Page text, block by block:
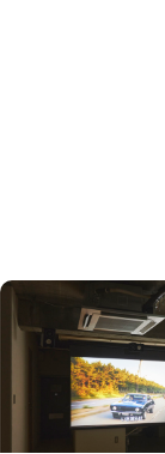
秋田C邸
秋田県 ゲストハウス
【まるっと貸切専用
で仕事時間、ホーム
浸れる家
この家からの距離 93km